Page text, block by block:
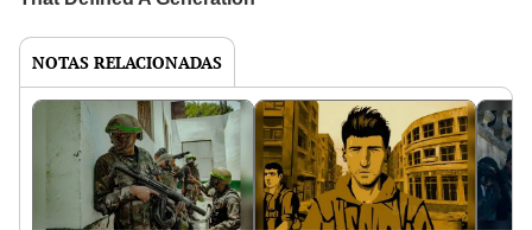
NOTAS RELACIONADAS